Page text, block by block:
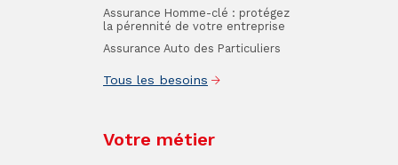
Assurance Homme-clé : protégez
la pérennité de votre entreprise
Assurance Auto des Particuliers
Tous les besoins
Votre métier